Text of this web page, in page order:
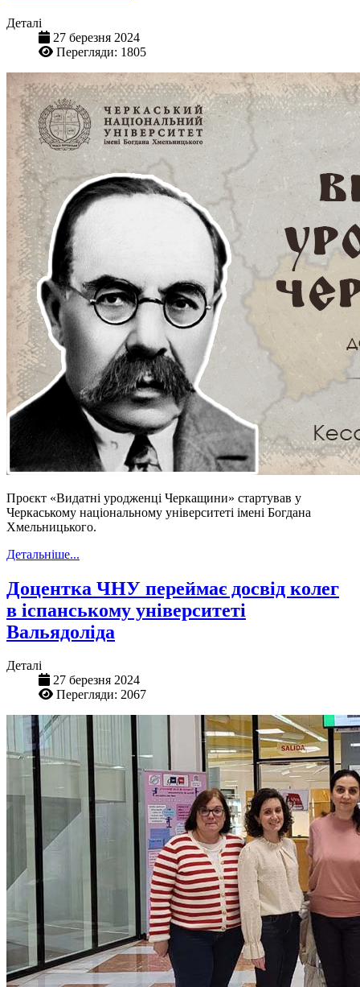
Деталі
27 березня 2024
Перегляди: 1805
Проєкт «Видатні уродженці Черкащини» стартував у
Черкаському національному університеті імені Богдана
Хмельницького.
Детальніше...
Доцентка ЧНУ переймає досвід колег
в іспанському університеті
Вальядоліда
Деталі
27 березня 2024
Перегляди: 2067